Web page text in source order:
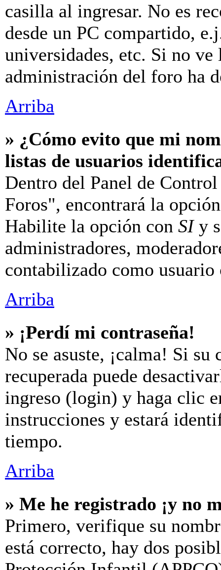
casilla al ingresar. No es
desde un PC compartido,
universidades, etc. Si no
administración del foro ha
Arriba
» ¿Cómo evito que mi
listas de usuarios
Dentro del Panel de
Foros", encontrará la
Habilite la opción con SIy
administradores,
contabilizado como usuario
Arriba
» ¡Perdí mi contraseña!
No se asuste, ¡calma! Si su
recuperada puede
ingreso (login) y haga clic
instrucciones y estará
tiempo.
Arriba
» Me he registrado ¡y no
Primero, verifique su
está correcto, hay dos